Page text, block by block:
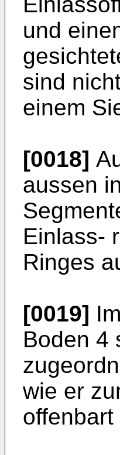
und
sind
einem
[0018]
aussen
Einlass-
Ringes
[0019]
Boden 4
wie er
offenbart